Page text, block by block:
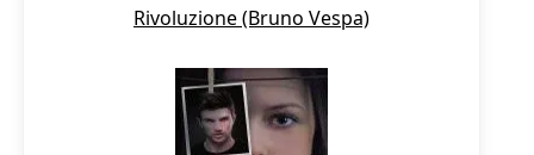
Rivoluzione (Bruno Vespa)